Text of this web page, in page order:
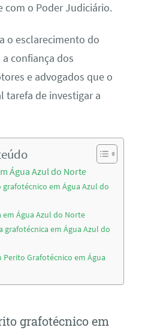
com o Poder Judiciário.
o esclarecimento do
confiança dos
e advogados que o
tarefa de investigar a
Água Azul do Norte
em Água Azul do
em Água Azul do Norte
grafotécnica em Água Azul do
Grafotécnico em Água
grafotécnico em